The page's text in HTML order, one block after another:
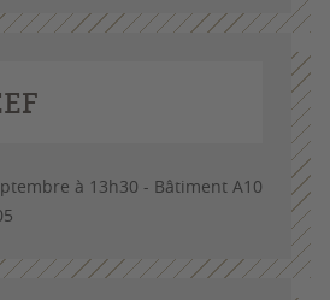
à 13h30 - Bâtiment A10